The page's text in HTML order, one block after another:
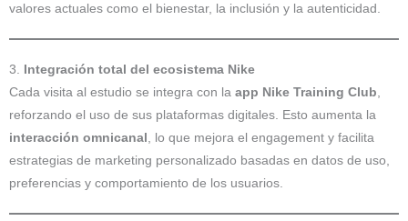
valores actuales como el bienestar, la inclusión y la autenticidad.
3. Integración total del ecosistema Nike
Cada visita al estudio se integra con la app Nike Training Club
reforzando el uso de sus plataformas digitales. Esto aumenta la
interacción omnicanal , lo que mejora el engagement y facilita
estrategias de marketing personalizado basadas en datos de uso,
preferencias y comportamiento de los usuarios.